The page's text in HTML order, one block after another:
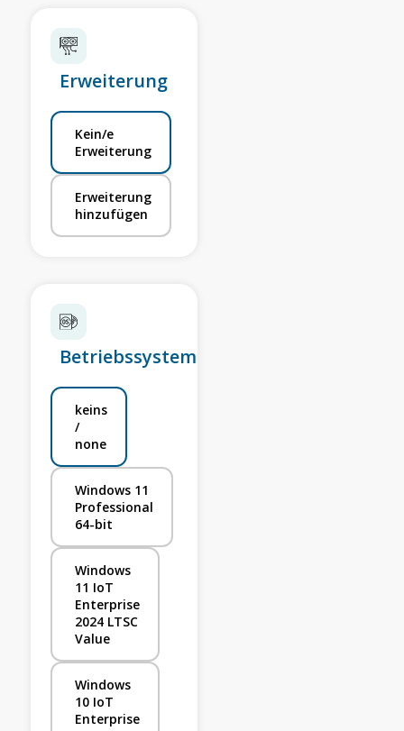
Erweiterung
Kein/e
Erweiterung
Erweiterung
hinzufügen
Betriebssystem
keins
/
none
Windows 11
Professional
64-bit
Windows
11 IoT
Enterprise
2024 LTSC
Value
Windows
10 IoT
Enterprise